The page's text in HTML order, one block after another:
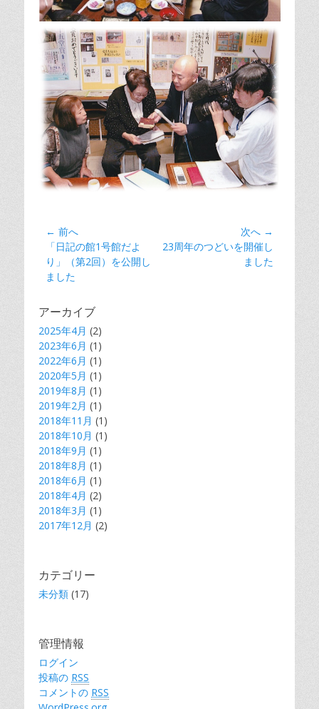
投
稿
ナ
ゲ
ー
シ
ョ
ン
← 前へ
前
の
記
「日記の館1号館だよ
り」（第2回）を公開し
ました
次へ →
次
23周年のつどいを開催し
ました
アーカイブ
2025年4月 (2)
2023年6月 (1)
2022年6月 (1)
2020年5月 (1)
2019年8月 (1)
2019年2月 (1)
2018年11月 (1)
2018年10月 (1)
2018年9月 (1)
2018年8月 (1)
2018年6月 (1)
2018年4月 (2)
2018年3月 (1)
2017年12月 (2)
カテゴリー
未分類 (17)
管理情報
ログイン
投稿の RSS
コメントの RSS